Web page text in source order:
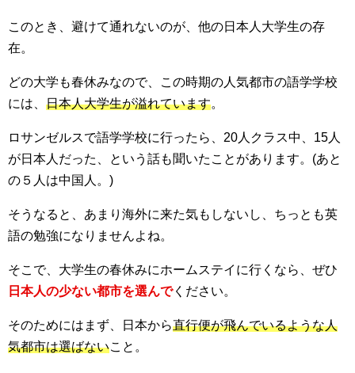
このとき、避けて通れないのが、他の日本人大学生の存
在。
どの大学も春休みなので、この時期の人気都市の語学学校
には、 日本人大学生が溢れています。
ロサンゼルスで語学学校に行ったら、20人クラス中、15人
が日本人だった、という話も聞いたことがあります。(あと
の５人は中国人。)
そうなると、あまり海外に来た気もしないし、ちっとも英
語の勉強になりませんよね。
そこで、大学生の春休みにホームステイに行くなら、ぜひ
日本人の少ない都市を選んでください。
そのためにはまず、日本から直行便が飛んでいるような人
気都市は選ばないこと。